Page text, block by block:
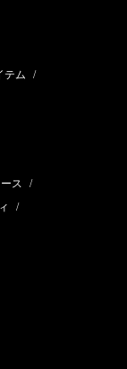
テム /
ス /
/